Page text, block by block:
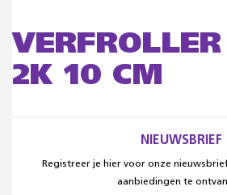
2K 10 CM
NIEUWSBRIEF
Registreer je hier voor onze
aanbiedingen te